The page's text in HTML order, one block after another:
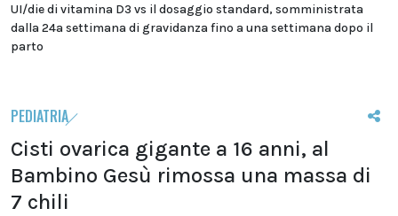
UI/die di vitamina D3 vs il dosaggio standard, somministrata
dalla 24a settimana di gravidanza fino a una settimana dopo il
parto
PEDIATRIA
Cisti ovarica gigante a 16 anni, al
Bambino Gesù rimossa una massa di
7 chili